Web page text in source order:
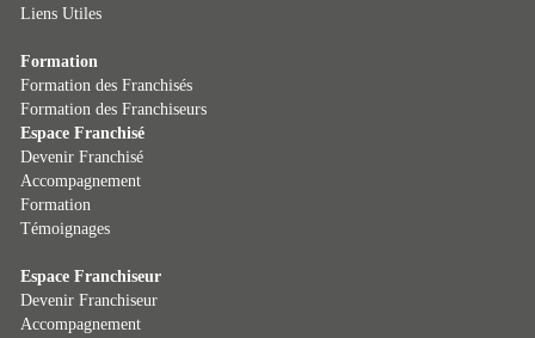
Liens Utiles
Formation
Formation des Franchisés
Formation des Franchiseurs
Espace Franchisé
Devenir Franchisé
Accompagnement
Formation
Témoignages
Espace Franchiseur
Devenir Franchiseur
Accompagnement